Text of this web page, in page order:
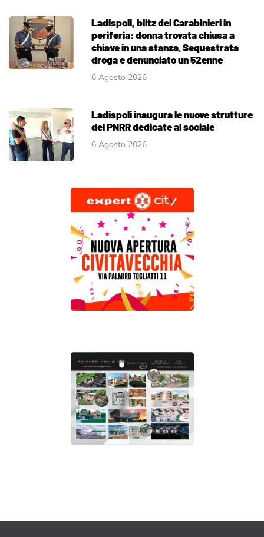
Ladispoli, blitz dei Carabinieri in
periferia: donna trovata chiusa a
chiave in una stanza. Sequestrata
droga e denunciato un 52enne
6 Agosto 2026
Ladispoli inaugura le nuove strutture
del PNRR dedicate al sociale
6 Agosto 2026